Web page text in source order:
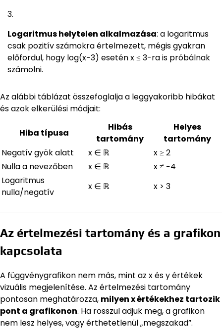
Logaritmus helytelen alkalmazása: a logaritmus
csak pozitív számokra értelmezett, mégis gyakran
előfordul, hogy log(x−3) esetén x ≤ 3-ra is próbálnak
számolni.
Az alábbi táblázat összefoglalja a leggyakoribb hibákat
és azok elkerülési módjait:
Hiba típusa
Hibás
tartomány
Helyes
tartomány
Negatív gyök alatt
x ∈ ℝ
x ≥ 2
Nulla a nevezőben
x ∈ ℝ
x ≠ −4
Logaritmus
nulla/negatív
x ∈ ℝ x > 3
Az értelmezési tartomány és a grafikon
kapcsolata
A függvénygrafikon nem más, mint az x és y értékek
vizuális megjelenítése. Az értelmezési tartomány
pontosan meghatározza, milyen x értékekhez tartozik
pont a grafikonon. Ha rosszul adjuk meg, a grafikon
nem lesz helyes, vagy érthetetlenül „megszakad”.